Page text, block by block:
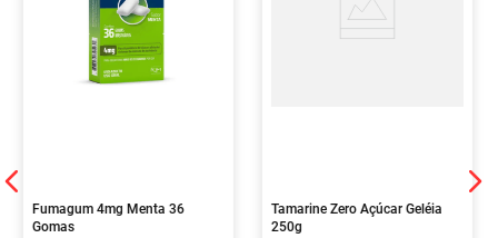
Fumagum 4mg Menta 36
Gomas
Tamarine Zero Açúcar Geléia
250g